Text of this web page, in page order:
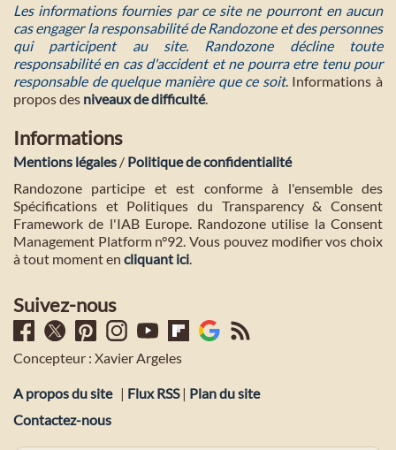
Les informations fournies par ce site ne pourront en aucun
cas engager la responsabilité de Randozone et des personnes
qui participent au site. Randozone décline toute
responsabilité en cas d'accident et ne pourra etre tenu pour
responsable de quelque manière que ce soit. Informations à
propos des niveaux de difficulté.
Informations
Mentions légales / Politique de confidentialité
Randozone participe et est conforme à l'ensemble des
Spécifications et Politiques du Transparency & Consent
Framework de l'IAB Europe. Randozone utilise la Consent
Management Platform n°92. Vous pouvez modifier vos choix
à tout moment en cliquant ici.
Suivez-nous
Concepteur : Xavier Argeles
A propos du site | Flux RSS| Plan du site
Contactez-nous